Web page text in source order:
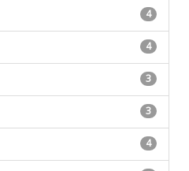
4
4
3
3
4